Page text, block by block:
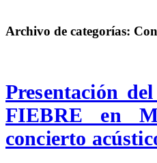
Archivo de categorías:
Presentación
FIEBRE en
concierto